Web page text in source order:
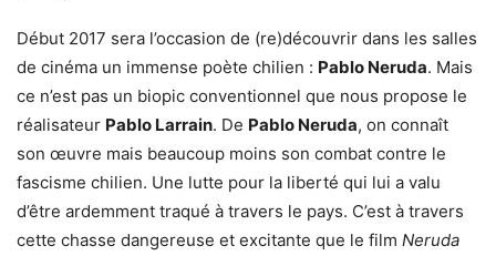
Début 2017 sera l’occasion de (re)découvrir dans les salles
de cinéma un immense poète chilien : Pablo Neruda. Mais
ce n’est pas un biopic conventionnel que nous propose le
réalisateur Pablo Larrain. De Pablo Neruda, on connaît
son œuvre mais beaucoup moins son combat contre le
fascisme chilien. Une lutte pour la liberté qui lui a valu
d’être ardemment traqué à travers le pays. C’est à travers
cette chasse dangereuse et excitante que le film Neruda